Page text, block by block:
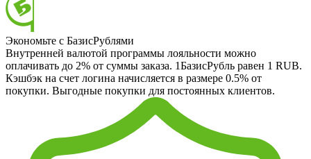
Экономьте с БазисРублями
Внутренней валютой программы лояльности можно
оплачивать до 2% от суммы заказа. 1БазисРубль равен 1 RUB.
Кэшбэк на счет логина начисляется в размере 0.5% от
покупки. Выгодные покупки для постоянных клиентов.